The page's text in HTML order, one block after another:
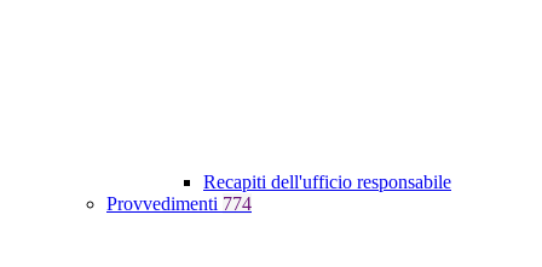
Recapiti dell'ufficio responsabile
Provvedimenti 774